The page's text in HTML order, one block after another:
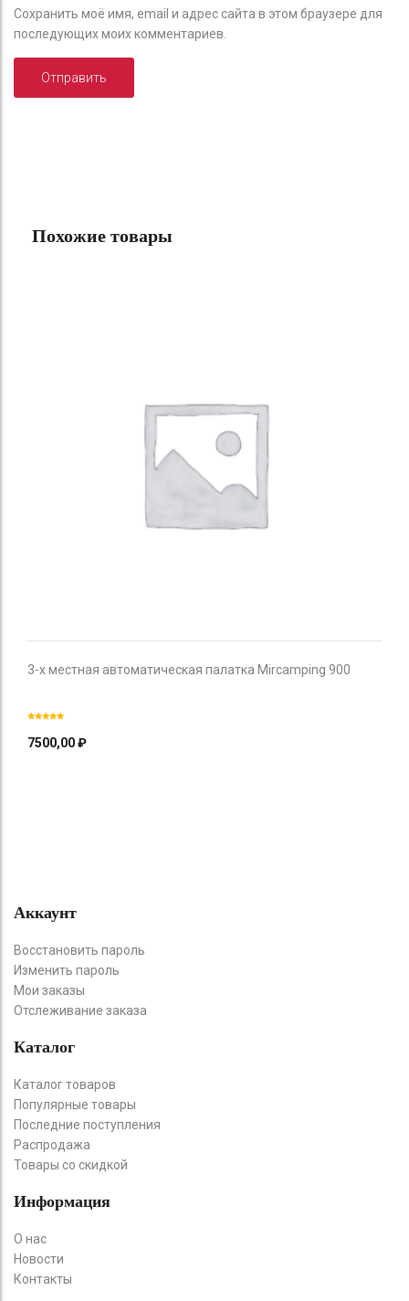
Сохранить моё имя, email и адрес сайта в этом браузере для
последующих моих комментариев.
Похожие товары
3-х местная автоматическая палатка Mircamping 900
7500,00₽
Аккаунт
Восстановить пароль
Изменить пароль
Мои заказы
Отслеживание заказа
Каталог
Каталог товаров
Популярные товары
Последние поступления
Распродажа
Товары со скидкой
Информация
О нас
Новости
Контакты